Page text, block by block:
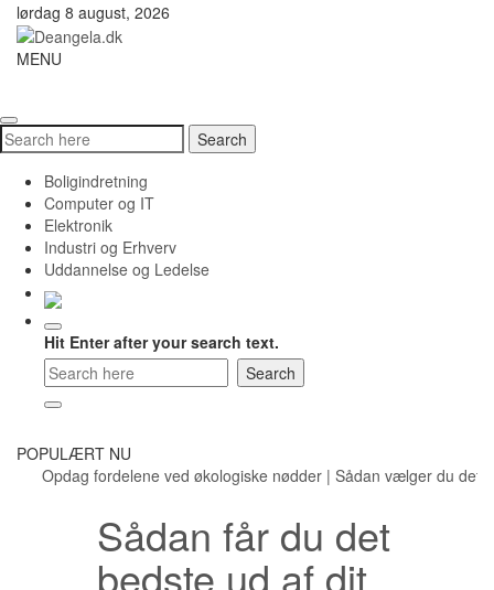
Skip
content
lørdag 8 august, 2026
Deangela.dk
MENU
Search
for:
Search
Boligindretning
Computer og IT
Elektronik
Industri og Erhverv
Uddannelse og Ledelse
Hit Enter after your search text.
POPULÆRT NU
Opdag fordelene ved økologiske nødder| Sådan vælger du det
Sådan får du det
bedste ud af dit